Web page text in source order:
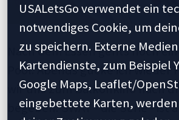
Nach dem Essen gehts noch
Pool. Abends gucke ich wieder
wir uns zum Balkonkino nach
begeben. SWAT - die Serie - ist
USALetsGo verwendet ein
notwendiges Cookie, um
zu speichern. Externe
Kartendienste, zum Beispiel
Google Maps, Leaflet/
eingebettete Karten,